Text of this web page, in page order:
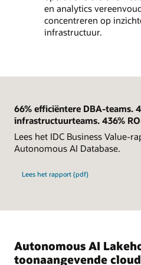
en analytics
concentreren op
infrastructuur.
66% efficiëntere DBA-teams.
infrastructuurteams. 436%
Lees het IDC Business Value-
Autonomous AI Database.
Lees het rapport (pdf)
Autonomous AI
toonaangevende cloud